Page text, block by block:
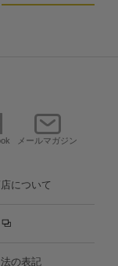
メールマガジン
について
の表記